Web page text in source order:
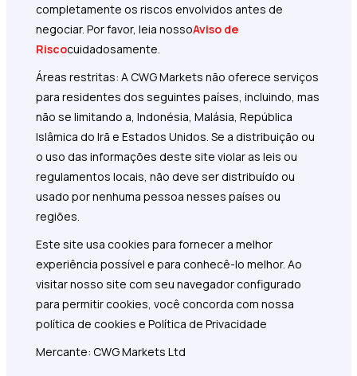
completamente os riscos envolvidos antes de
negociar. Por favor, leia nossoAviso de
Riscocuidadosamente.
Áreas restritas: A CWG Markets não oferece serviços
para residentes dos seguintes países, incluindo, mas
não se limitando a, Indonésia, Malásia, República
Islâmica do Irã e Estados Unidos. Se a distribuição ou
o uso das informações deste site violar as leis ou
regulamentos locais, não deve ser distribuído ou
usado por nenhuma pessoa nesses países ou
regiões.
Este site usa cookies para fornecer a melhor
experiência possível e para conhecê-lo melhor. Ao
visitar nosso site com seu navegador configurado
para permitir cookies, você concorda com nossa
política de cookies e Política de Privacidade
Mercante: CWG Markets Ltd